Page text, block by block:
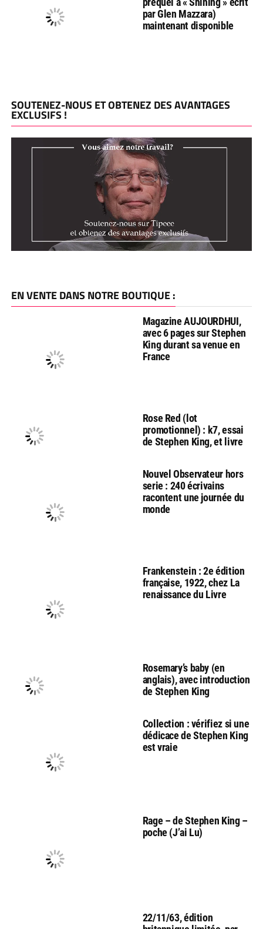
par Glen Mazzara)
maintenant disponible
SOUTENEZ-NOUS ET OBTENEZ DES AVANTAGES
EXCLUSIFS !
EN VENTE DANS NOTRE BOUTIQUE :
Magazine AUJOURDHUI,
avec 6 pages sur Stephen
King durant sa venue en
France
Rose Red (lot
promotionnel) : k7, essai
de Stephen King, et livre
Nouvel Observateur hors
serie : 240 écrivains
racontent une journée du
monde
Frankenstein : 2e édition
française, 1922, chez La
renaissance du Livre
Rosemary’s baby (en
anglais), avec introduction
de Stephen King
Collection : vérifiez si une
dédicace de Stephen King
est vraie
Rage – de Stephen King –
poche (J’ai Lu)
22/11/63, édition